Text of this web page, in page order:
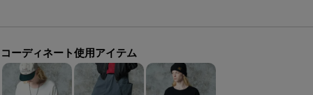
コーディネート使用アイテム